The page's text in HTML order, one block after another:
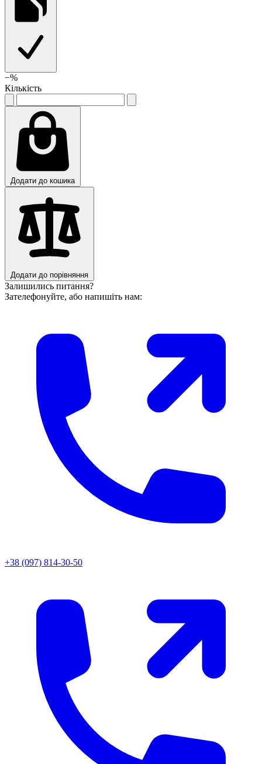
−%
Кількість
Додати до кошика
Додати до порівняння
Залишились питання?
Зателефонуйте, або напишіть нам:
+38 (097) 814-30-50